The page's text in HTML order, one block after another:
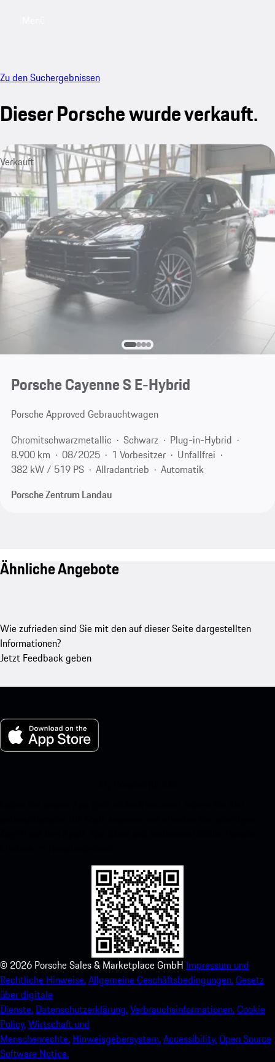
Zu den Suchergebnissen
Dieser Porsche wurde verkauft.
Verkauft
Porsche Cayenne S E-Hybrid
Porsche Approved Gebrauchtwagen
Chromitschwarzmetallic
Schwarz
Plug-in-Hybrid
8.900 km
08/2025 1 Vorbesitzer
Unfallfrei
382 kW / 519 PS
Allradantrieb
Automatik
Porsche Zentrum Landau
Ähnliche Angebote
Wie zufrieden sind Sie mit den auf dieser Seite dargestellten
Informationen?
Jetzt Feedback geben
© 2026 Porsche Sales & Marketplace GmbH Impressum und
Rechtliche Hinweise.Allgemeine Geschäftsbedingungen.Gesetz
über digitale
Dienste. Datenschutzerklärung.Verbrauchsinformationen.Cookie
Policy.Wirtschaft und
Menschenrechte. Hinweisgebersystem.Accessibility.Open Source
Software Notice.